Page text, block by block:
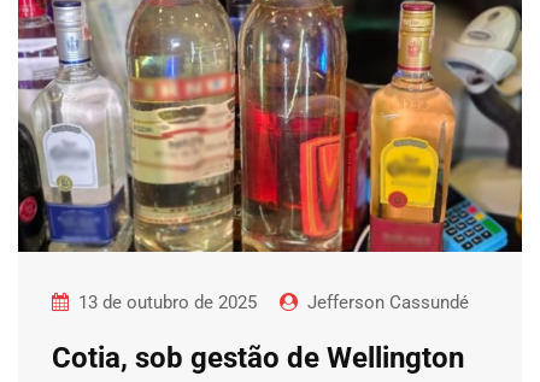
13 de outubro de 2025 Jefferson Cassundé
Cotia, sob gestão de Wellington